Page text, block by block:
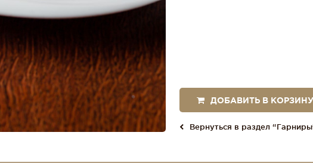
ДОБАВИТЬ В КОРЗИНУ
Вернуться в раздел